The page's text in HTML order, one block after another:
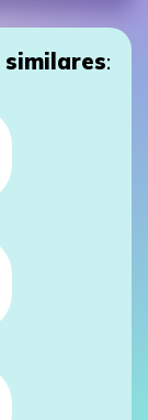
similares: